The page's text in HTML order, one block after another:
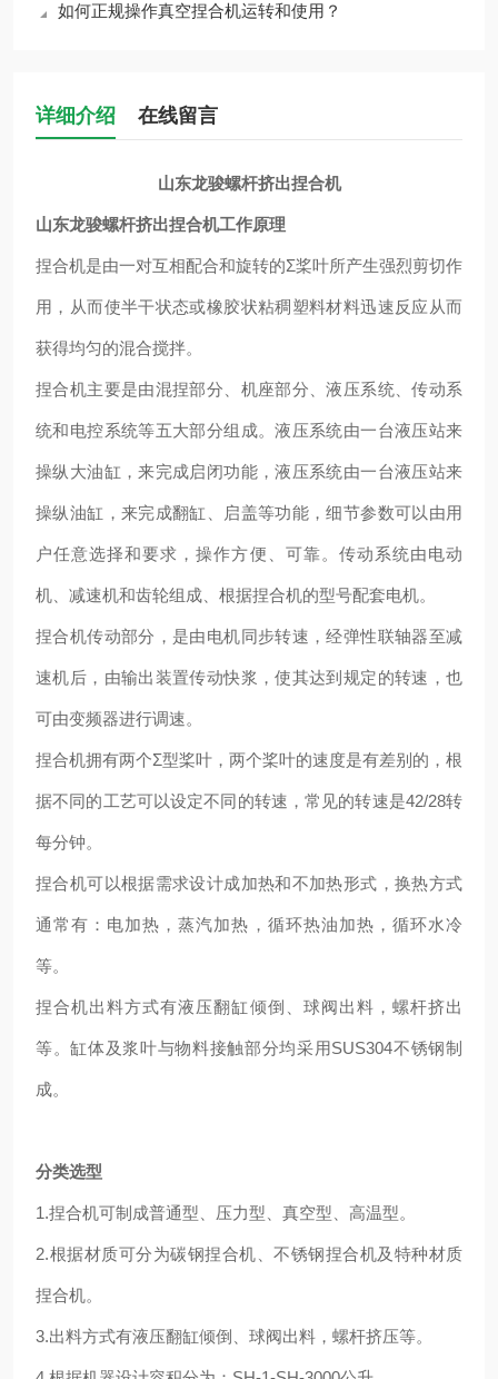
如何正规操作真空捏合机运转和使用？
详细介绍 在线留言
山东龙骏螺杆挤出捏合机
山东龙骏螺杆挤出捏合机工作原理
捏合机是由一对互相配合和旋转的Σ桨叶所产生强烈剪切作
用，从而使半干状态或橡胶状粘稠塑料材料迅速反应从而
获得均匀的混合搅拌。
捏合机主要是由混捏部分、 机座部分、液压系统、传动系
统和电控系统等五大部分组成。液压系统由一台液压站来
操纵大油缸，来完成启闭功能，液压系统由一台液压站来
操纵油缸，来完成翻缸、启盖等功能，细节参数可以由用
户任意选择和要求，操作方便、可靠。传动系统由电动
机、减速机和齿轮组成、根据捏合机的型号配套电机。
捏合机传动部分，是由电机同步转速，经弹性联轴器至减
速机后，由输出装置传动快浆，使其达到规定的转速，也
可由变频器进行调速。
捏合机拥有两个Σ型桨叶，两个桨叶的速度是有差别的，根
据不同的工艺可以设定不同的转速，常见的转速是42/28转
每分钟。
捏合机可以根据需求设计成加热和不加热形式，换热方式
通常有：电加热，蒸汽加热，循环热油加热，循环水冷
等。
捏合机出料方式有液压翻缸倾倒、球阀出料，螺杆挤出
等。缸体及浆叶与物料接触部分均采用SUS304不锈钢制
成。
分类选型
1.捏合机可制成普通型、压力型、真空型、高温型。
2.根据材质可分为碳钢捏合机、不锈钢捏合机及特种材质
捏合机。
3.出料方式有液压翻缸倾倒、球阀出料，螺杆挤压等。